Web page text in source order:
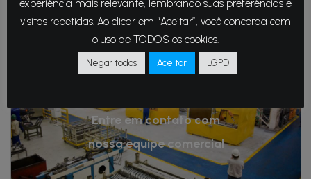
Entre em contato com
nossa equipe comercial
experiência mais relevante, lembrando suas preferências e
visitas repetidas. Ao clicar em “Aceitar”, você concorda com
o uso de TODOS os cookies.
Negar todos Aceitar LGPD